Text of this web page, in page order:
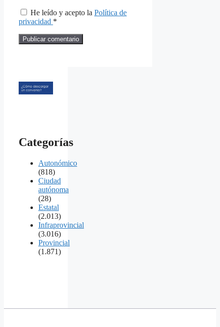
He leído y acepto la Política de
privacidad *
Categorías
Autonómico
(818)
Ciudad
autónoma
(28)
Estatal
(2.013)
Infraprovincial
(3.016)
Provincial
(1.871)